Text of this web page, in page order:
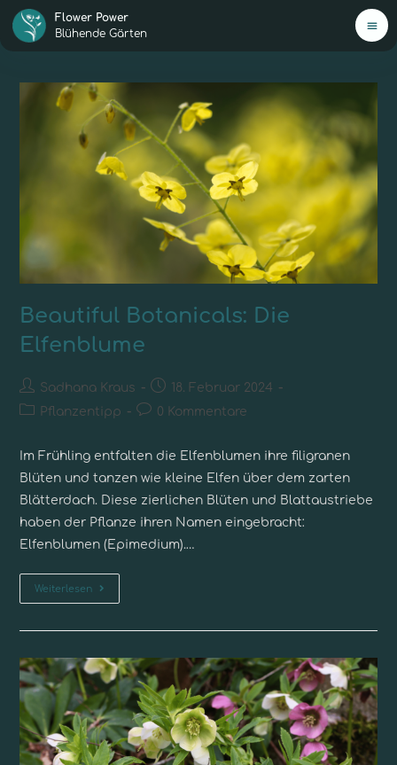
Flower Power
Blühende Gärten
Beautiful Botanicals: Die
Elfenblume
Sadhana Kraus
18. Februar 2024
Pflanzentipp
0 Kommentare
Im Frühling entfalten die Elfenblumen ihre filigranen
Blüten und tanzen wie kleine Elfen über dem zarten
Blätterdach. Diese zierlichen Blüten und Blattaustriebe
haben der Pflanze ihren Namen eingebracht:
Elfenblumen (Epimedium).…
Weiterlesen